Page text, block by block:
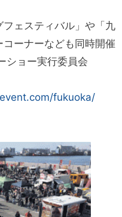
ェスティバル」や「九
ーナーなども同時開催
ショー実行委員会
fukuoka/